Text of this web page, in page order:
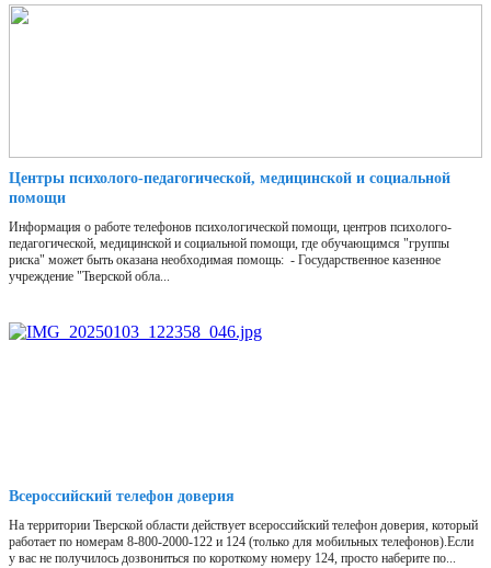
Центры психолого-педагогической, медицинской и социальной
помощи
Информация о работе телефонов психологической помощи, центров психолого-
педагогической, медицинской и социальной помощи, где обучающимся "группы
риска" может быть оказана необходимая помощь: - Государственное казенное
учреждение "Тверской обла...
Всероссийский телефон доверия
На территории Тверской области действует всероссийский телефон доверия, который
работает по номерам 8-800-2000-122 и 124 (только для мобильных телефонов).Если
у вас не получилось дозвониться по короткому номеру 124, просто наберите по...